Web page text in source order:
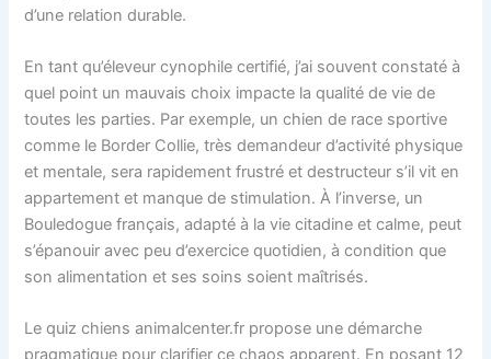
d’une relation durable.
En tant qu’éleveur cynophile certifié, j’ai souvent constaté à
quel point un mauvais choix impacte la qualité de vie de
toutes les parties. Par exemple, un chien de race sportive
comme le Border Collie, très demandeur d’activité physique
et mentale, sera rapidement frustré et destructeur s’il vit en
appartement et manque de stimulation. À l’inverse, un
Bouledogue français, adapté à la vie citadine et calme, peut
s’épanouir avec peu d’exercice quotidien, à condition que
son alimentation et ses soins soient maîtrisés.
Le quiz chiens animalcenter.fr propose une démarche
pragmatique pour clarifier ce chaos apparent. En posant 12